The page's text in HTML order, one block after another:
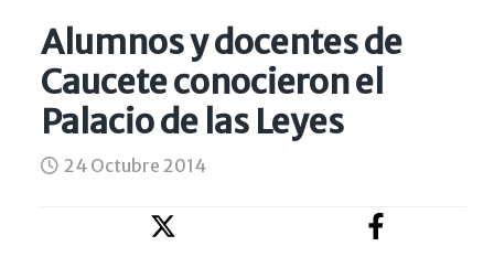
Alumnos y docentes de
Caucete conocieron el
Palacio de las Leyes
24 Octubre 2014